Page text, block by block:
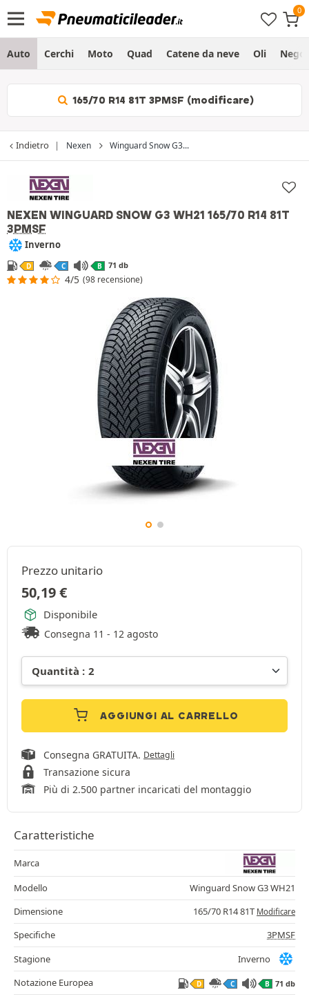
Auto Cerchi Moto Quad Catene da neve Oli
165/70 R14 81T 3PMSF (modificare)
Indietro Nexen Winguard Snow G3...
NEXEN WINGUARD SNOW G3 WH21 165/70 R14 81T
3PMSF
Inverno
D C B 71 db
4/5 (98 recensione)
Prezzo unitario
50,19€
Disponibile
Consegna 11 - 12 agosto
AGGIUNGI AL CARRELLO
Consegna GRATUITA. Dettagli
Transazione sicura
Più di 2.500 partner incaricati del montaggio
Caratteristiche
Marca
Modello
Winguard Snow G3 WH21
Dimensione
165/70 R14 81T Modificare
Specifiche
3PMSF
Stagione
Inverno
Notazione Europea
D C B 71 db